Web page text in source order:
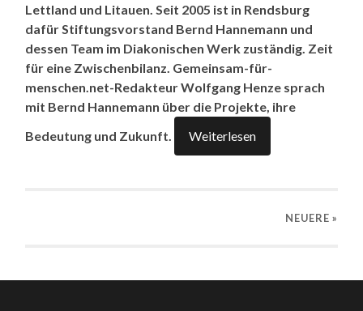
Lettland und Litauen. Seit 2005 ist in Rendsburg
dafür Stiftungsvorstand Bernd Hannemann und
dessen Team im Diakonischen Werk zuständig. Zeit
für eine Zwischenbilanz. Gemeinsam-für-
menschen.net-Redakteur Wolfgang Henze sprach
mit Bernd Hannemann über die Projekte, ihre
Bedeutung und Zukunft.
Weiterlesen
NEUERE »